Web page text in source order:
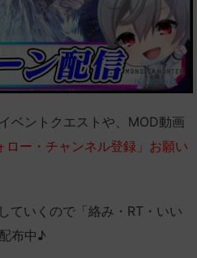
ベントクエストや、MOD動画
ロー・チャンネル登録」お願い
ていくので「絡み・RT・いい
布中♪